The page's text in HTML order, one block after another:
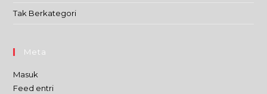
Tak Berkategori
Meta
Masuk
Feed entri